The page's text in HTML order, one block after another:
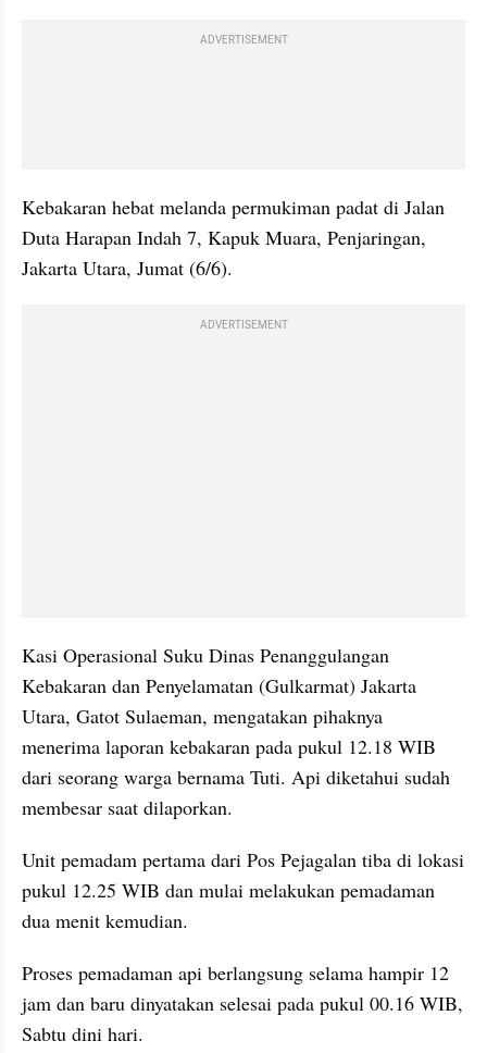
ADVERTISEMENT
Kebakaran hebat melanda permukiman padat di Jalan
Duta Harapan Indah 7, Kapuk Muara, Penjaringan,
Jakarta Utara, Jumat (6/6).
ADVERTISEMENT
Kasi Operasional Suku Dinas Penanggulangan
Kebakaran dan Penyelamatan (Gulkarmat) Jakarta
Utara, Gatot Sulaeman, mengatakan pihaknya
menerima laporan kebakaran pada pukul 12.18 WIB
dari seorang warga bernama Tuti. Api diketahui sudah
membesar saat dilaporkan.
Unit pemadam pertama dari Pos Pejagalan tiba di lokasi
pukul 12.25 WIB dan mulai melakukan pemadaman
dua menit kemudian.
Proses pemadaman api berlangsung selama hampir 12
jam dan baru dinyatakan selesai pada pukul 00.16 WIB,
Sabtu dini hari.